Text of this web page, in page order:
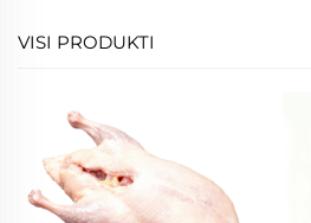
VISI PRODUKTI